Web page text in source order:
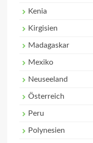
Kenia
Kirgisien
Madagaskar
Mexiko
Neuseeland
Österreich
Peru
Polynesien